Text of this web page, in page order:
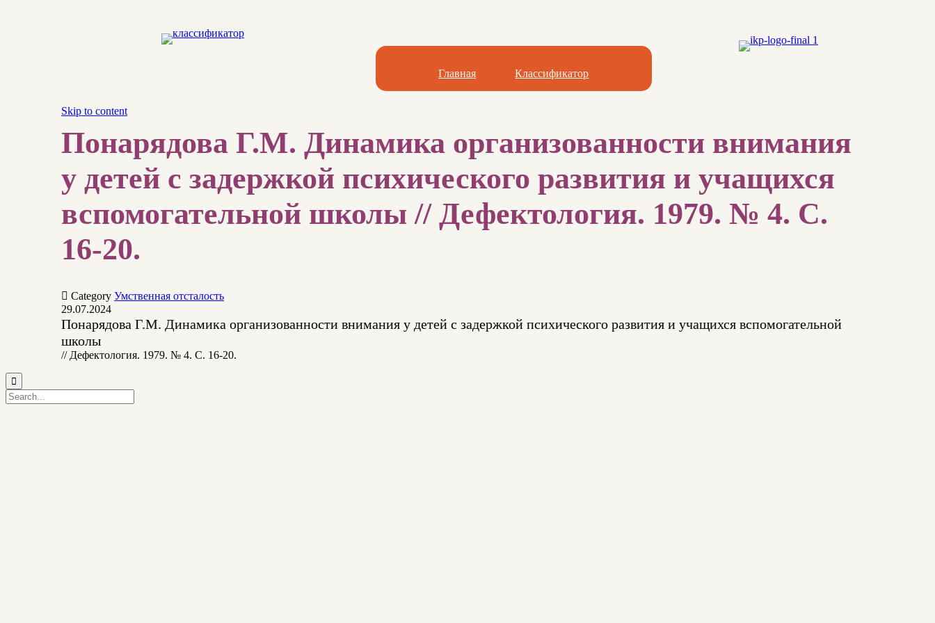
Главная Классификатор
Skip to content
Понарядова Г.М. Динамика организованности внимания
у детей с задержкой психического развития и учащихся
вспомогательной школы // Дефектология. 1979. № 4. С.
16-20.
 Category Умственная отсталость
29.07.2024
Понарядова Г.М. Динамика организованности внимания у детей с задержкой психического развития и учащихся вспомогательной
школы
// Дефектология. 1979. № 4. С. 16-20.
